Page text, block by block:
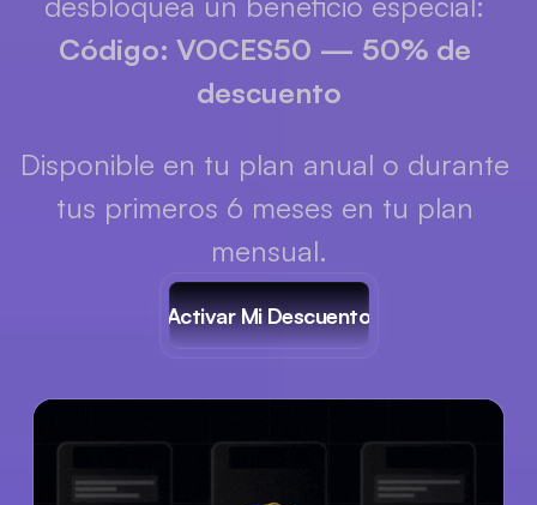
Código: VOCES50 — 50% de
descuento
Disponible en tu plan anual o durante
tus primeros 6 meses en tu plan
mensual.
Activar Mi Descuento